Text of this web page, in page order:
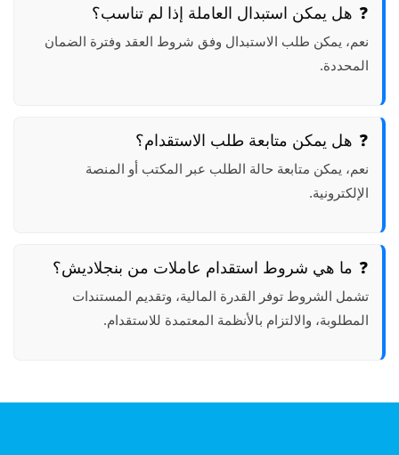
هل يمكن استبدال العاملة إذا لم تناسب؟
نعم، يمكن طلب الاستبدال وفق شروط العقد وفترة الضمان
المحددة.
هل يمكن متابعة طلب الاستقدام؟
نعم، يمكن متابعة حالة الطلب عبر المكتب أو المنصة
الإلكترونية.
ما هي شروط استقدام عاملات من بنجلاديش؟
تشمل الشروط توفر القدرة المالية، وتقديم المستندات
المطلوبة، والالتزام بالأنظمة المعتمدة للاستقدام.